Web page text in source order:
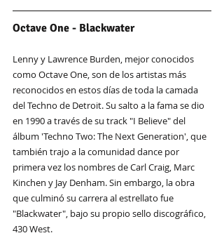
Octave One - Blackwater
Lenny y Lawrence Burden, mejor conocidos
como Octave One, son de los artistas más
reconocidos en estos días de toda la camada
del Techno de Detroit. Su salto a la fama se dio
en 1990 a través de su track "I Believe" del
álbum 'Techno Two: The Next Generation', que
también trajo a la comunidad dance por
primera vez los nombres de Carl Craig, Marc
Kinchen y Jay Denham. Sin embargo, la obra
que culminó su carrera al estrellato fue
"Blackwater", bajo su propio sello discográfico,
430 West.